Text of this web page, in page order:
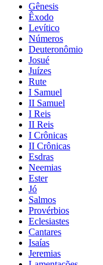
Gênesis
Êxodo
Levítico
Números
Deuteronômio
Josué
Juízes
Rute
I Samuel
II Samuel
I Reis
II Reis
I Crônicas
II Crônicas
Esdras
Neemias
Ester
Jó
Salmos
Provérbios
Eclesiastes
Cantares
Isaías
Jeremias